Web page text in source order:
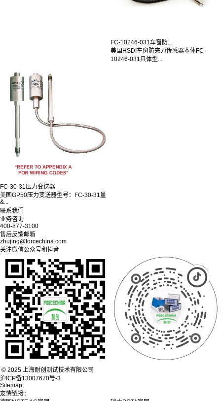
FC-10246-031车窗防...
美国HSDI车窗防夹力传感器本体FC-
10246-031具体型...
FC-30-31压力变送器
美国GP50压力变送器型号：FC-30-31量
&...
联系我们
业务咨询
400-877-3100
售后反馈邮箱
zhujing@forcechina.com
关注微信公众号和抖音
© 2025 上海耐创测试技术有限公司
沪ICP备13007670号-3
Sitemap
友情链接：